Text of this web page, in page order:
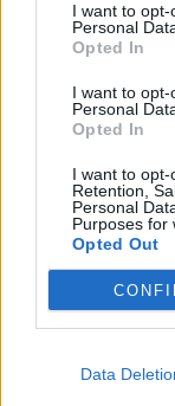
I want to
Personal
Opted In
I want to
Personal
Opted In
I want to opt-
Retention,
Personal
Purposes for
Opted Out
Data